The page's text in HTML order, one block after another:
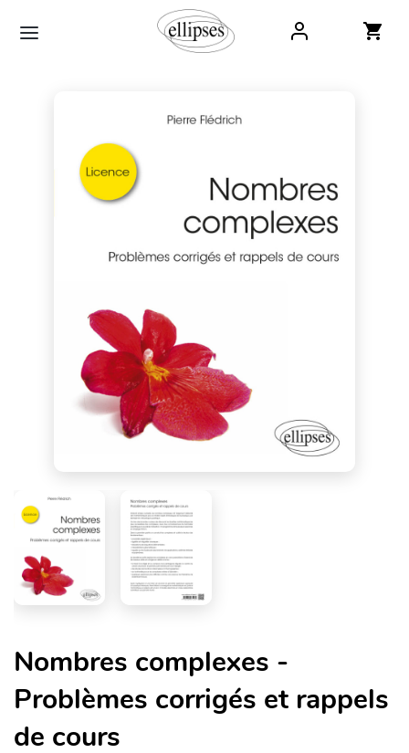
Nombres complexes -
Problèmes corrigés et rappels
de cours